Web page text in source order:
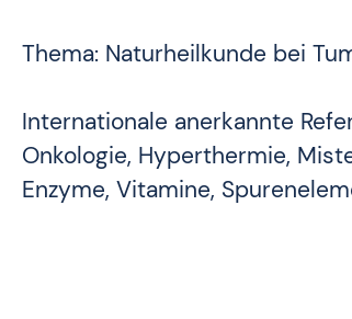
Thema: Naturheilkunde bei
Internationale anerkannte
Onkologie, Hyperthermie,
Enzyme, Vitamine,